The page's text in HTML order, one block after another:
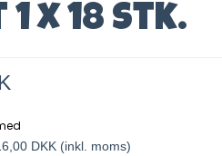
x 18 stk.
DKK (inkl. moms)